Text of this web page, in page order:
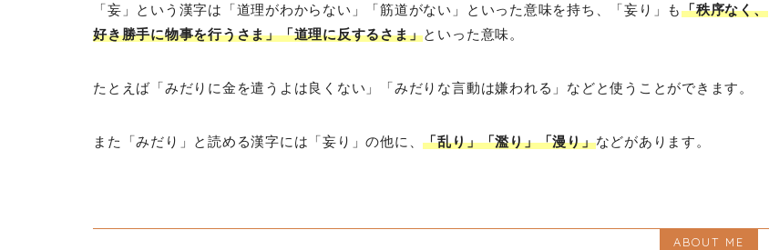
「妄」という漢字は「道理がわからない」「筋道がない」といった意味を持ち、「妄り」も「秩序なく、
好き勝手に物事を行うさま」「道理に反するさま」といった意味。
たとえば「みだりに金を遣うよは良くない」「みだりな言動は嫌われる」などと使うことができます。
また「みだり」と読める漢字には「妄り」の他に、「乱り」「濫り」「漫り」などがあります。
ABOUT ME